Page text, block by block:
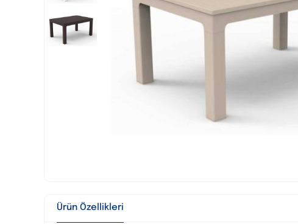
Ürün Özellikleri